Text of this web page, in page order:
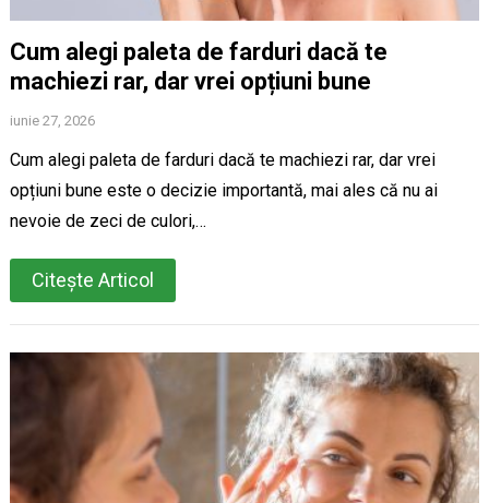
Cum alegi paleta de farduri dacă te
machiezi rar, dar vrei opțiuni bune
iunie 27, 2026
Cum alegi paleta de farduri dacă te machiezi rar, dar vrei
opțiuni bune este o decizie importantă, mai ales că nu ai
nevoie de zeci de culori,…
Citește Articol